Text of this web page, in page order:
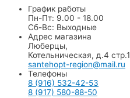
График работы
Пн-Пт: 9.00 - 18.00
Сб-Вс: Выходные
Адрес магазина
Люберцы,
Котельническая, д.4 стр.1
santehopt-region@mail.ru
Телефоны
8 (916) 532-42-53
8 (917) 580-88-50